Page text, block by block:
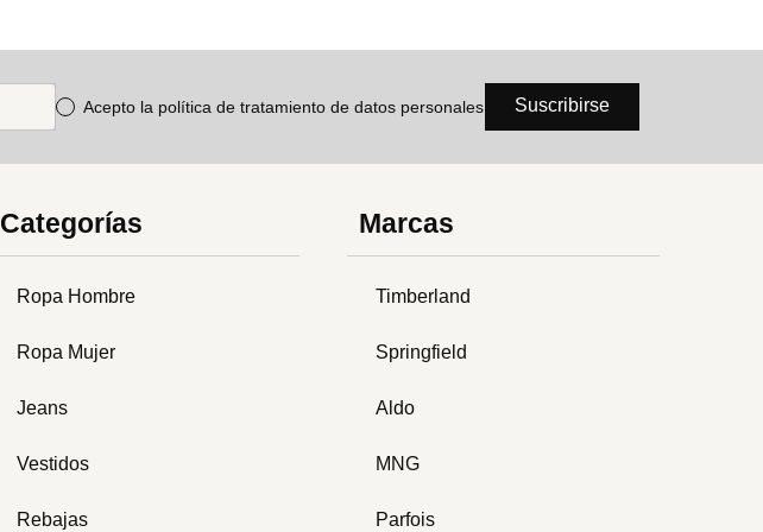
Acepto la política de tratamiento de datos personales Suscribirse
Categorías
Ropa Hombre
Ropa Mujer
Jeans
Vestidos
Rebajas
Marcas
Timberland
Springfield
Aldo
MNG
Parfois